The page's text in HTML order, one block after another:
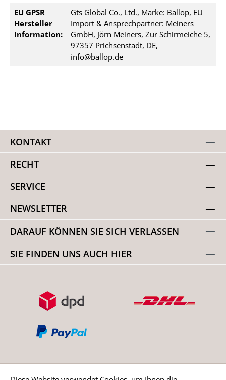
EU GPSR
Hersteller
Information:
Gts Global Co., Ltd., Marke: Ballop, EU
Import & Ansprechpartner: Meiners
GmbH, Jörn Meiners, Zur Schirmeiche 5,
97357 Prichsenstadt, DE,
info@ballop.de
KONTAKT
RECHT
SERVICE
NEWSLETTER
DARAUF KÖNNEN SIE SICH VERLASSEN
SIE FINDEN UNS AUCH HIER